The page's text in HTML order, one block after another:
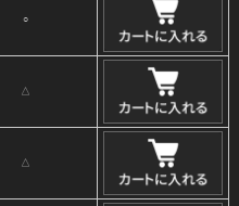
○
△
△